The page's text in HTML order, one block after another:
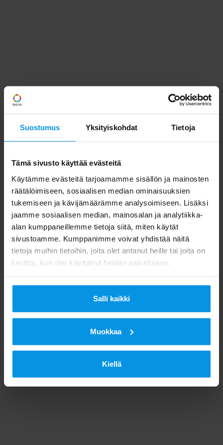
Suostumus Yksityiskohdat Tietoja
Tämä sivusto käyttää evästeitä
Käytämme evästeitä tarjoamamme sisällön ja mainosten
räätälöimiseen, sosiaalisen median ominaisuuksien
tukemiseen ja kävijämäärämme analysoimiseen. Lisäksi
jaamme sosiaalisen median, mainosalan ja analytiikka-
alan kumppaneillemme tietoja siitä, miten käytät
sivustoamme. Kumppanimme voivat yhdistää näitä
tietoja muihin tietoihin, joita olet antanut heille tai joita on
kerätty, kun olet käyttänyt heidän palvelujaan.
Salli kaikki
Muokkaa
Kiellä